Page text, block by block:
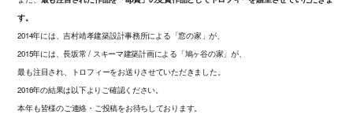
す。
2014年には、吉村靖孝建築設計事務所による「窓の家」が、
2015年には、長坂常 / スキーマ建築計画による「鳩ヶ谷の家」が、
最も注目され、トロフィーをお送りさせていただきました。
2016年の結果は以下よりご確認ください。
本年も皆様のご連絡・ご投稿をお待ちしております。